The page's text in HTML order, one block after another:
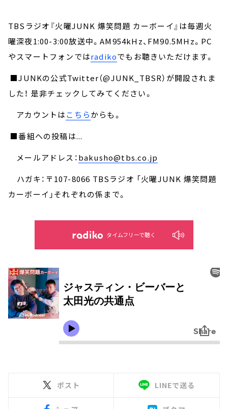
TBSラジオ『火曜JUNK 爆笑問題 カーボーイ』は毎週火
曜深夜1:00-3:00放送中。AM954kHz、FM90.5MHz。PC
やスマートフォンではradikoでもお聴きいただけます。
■JUNKの公式Twitter（@JUNK_TBSR）が開設されま
した！ 是非チェックしてみてください。
アカウントはこちらからも。
■番組への投稿は...
メールアドレス：bakusho@tbs.co.jp
ハガキ：〒107-8066 TBSラジオ 「火曜JUNK 爆笑問題
カーボーイ」それぞれの係まで。
タイムフリーで聴く
ポスト LINEで送る